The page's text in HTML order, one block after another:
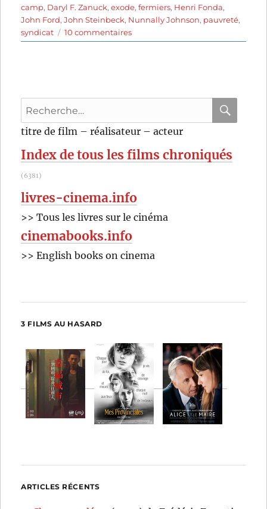
camp, Daryl F. Zanuck,exode,fermiers, Henri Fonda,
John Ford,John Steinbeck, Nunnally Johnson, pauvreté,
syndicat
10 commentairessur
Les
John
Recherche
pour
titre de film – réalisateur – acteur
Index de tous les films chroniqués
(6381)
livres-cinema.info
>> Tous les livres sur le cinéma
cinemabooks.info
>> English books on cinema
3 FILMS AU HASARD
ARTICLES RÉCENTS